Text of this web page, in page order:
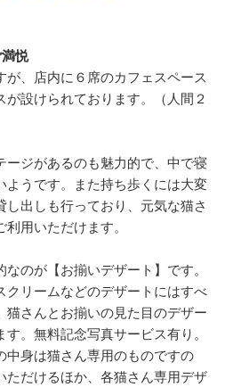
悦
、店内に６席のカフェスペース
が設けられております。（人間２
ージがあるのも魅力的で、中で寝
ようです。また持ち歩くには大変
出しも行っており、元気な猫さ
用いただけます。
のが【お揃いデザート】です。
クリームなどのデザートにはすべ
猫さんとお揃いの見た目のデザー
。無料記念写真サービス有り。
中身は猫さん専用のものですの
ただけるほか、各猫さん専用デザ